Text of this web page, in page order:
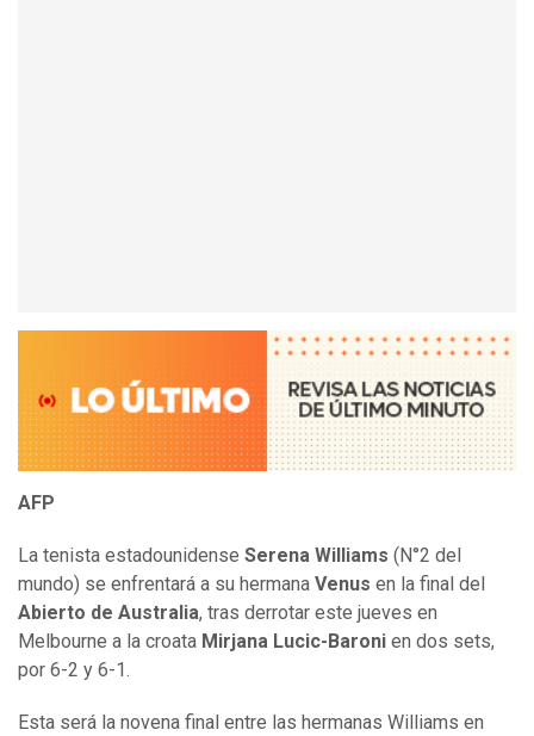
AFP
La tenista estadounidense Serena Williams (N°2 del
mundo) se enfrentará a su hermana Venus en la final del
Abierto de Australia, tras derrotar este jueves en
Melbourne a la croata Mirjana Lucic-Baroni en dos sets,
por 6-2 y 6-1.
Esta será la novena final entre las hermanas Williams en